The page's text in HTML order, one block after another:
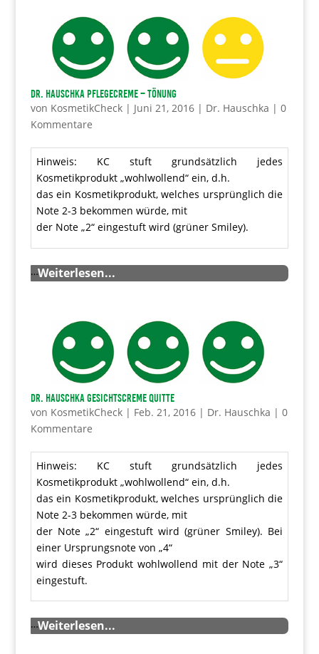
Dr. Hauschka Pflegecreme – Tönung
von KosmetikCheck| Juni 21, 2016| Dr. Hauschka | 0
Kommentare
Hinweis: KC stuft grundsätzlich jedes
Kosmetikprodukt „wohlwollend“ ein, d.h.
das ein Kosmetikprodukt, welches ursprünglich die
Note 2-3 bekommen würde, mit
der Note „2“ eingestuft wird (grüner Smiley).
…Weiterlesen...
Dr. Hauschka Gesichtscreme Quitte
von KosmetikCheck| Feb. 21, 2016| Dr. Hauschka | 0
Kommentare
Hinweis: KC stuft grundsätzlich jedes
Kosmetikprodukt „wohlwollend“ ein, d.h.
das ein Kosmetikprodukt, welches ursprünglich die
Note 2-3 bekommen würde, mit
der Note „2“ eingestuft wird (grüner Smiley). Bei
einer Ursprungsnote von „4“
wird dieses Produkt wohlwollend mit der Note „3“
eingestuft.
…Weiterlesen...